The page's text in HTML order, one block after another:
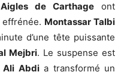
de Carthage ont
Montassar Talbi
d’une tête puissante
Mejbri. Le suspense est
Ali Abdia transformé un